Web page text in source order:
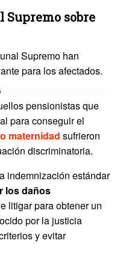
Supremo sobre
Supremo han
para los afectados.
pensionistas que
para conseguir el
maternidad sufrieron
discriminatoria.
indemnización estándar
los daños
litigar para obtener un
por la justicia
y evitar